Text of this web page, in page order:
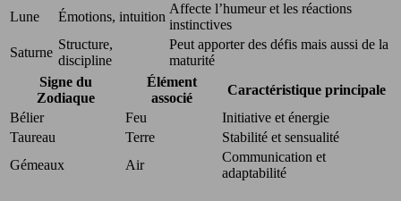
Lune
Émotions, intuition
Affecte l’humeur et les réactions
instinctives
Saturne
Structure,
discipline
Peut apporter des défis mais aussi de la
maturité
Signe du
Zodiaque
Élément
associé
Caractéristique principale
Bélier
Feu
Initiative et énergie
Taureau
Terre
Stabilité et sensualité
Gémeaux
Air
Communication et
adaptabilité